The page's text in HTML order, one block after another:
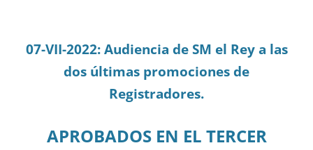
07-VII-2022: Audiencia de SM el Rey a las
dos últimas promociones de
Registradores.
APROBADOS EN EL TERCER